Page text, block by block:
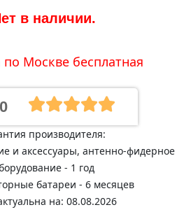
в наличии.
по Москве бесплатная
производителя:
и аксессуары, антенно-фидерное
- 1 год
батареи - 6 месяцев
на: 08.08.2026